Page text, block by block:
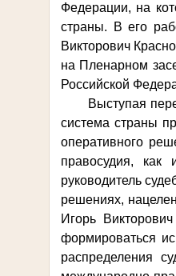
Федерации, на
страны. В его
Викторович
на Пленарном
Российской
Выступая
система страны
оперативного
правосудия,
руководитель
решениях,
Игорь
формироваться
распределения